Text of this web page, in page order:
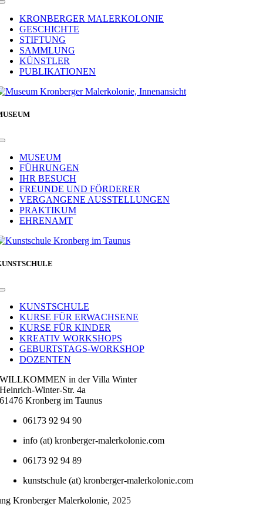
Toggle
NavigationKRONBERGER MALERKOLONIE
GESCHICHTE
STIFTUNG
SAMMLUNG
KÜNSTLER
PUBLIKATIONEN
Toggle
NavigationMUSEUM
FÜHRUNGEN
IHR BESUCH
FREUNDE UND FÖRDERER
VERGANGENE AUSSTELLUNGEN
PRAKTIKUM
EHRENAMT
Toggle
NavigationKUNSTSCHULE
KURSE FÜR ERWACHSENE
KURSE FÜR KINDER
KREATIV WORKSHOPS
GEBURTSTAGS-WORKSHOP
DOZENTEN
WILLKOMMEN in der Villa Winter
Heinrich-Winter-Str. 4a
61476 Kronberg im Taunus
06173 92 94 90
info (at) kronberger-malerkolonie.com
06173 92 94 89
kunstschule (at) kronberger-malerkolonie.com
Kronberger Malerkolonie, 2025